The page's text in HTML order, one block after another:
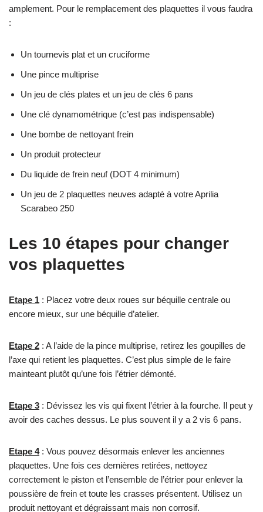
amplement. Pour le remplacement des plaquettes il vous faudra
:
Un tournevis plat et un cruciforme
Une pince multiprise
Un jeu de clés plates et un jeu de clés 6 pans
Une clé dynamométrique (c’est pas indispensable)
Une bombe de nettoyant frein
Un produit protecteur
Du liquide de frein neuf (DOT 4 minimum)
Un jeu de 2 plaquettes neuves adapté à votre Aprilia
Scarabeo 250
Les 10 étapes pour changer
vos plaquettes
Etape 1 : Placez votre deux roues sur béquille centrale ou
encore mieux, sur une béquille d’atelier.
Etape 2 : A l’aide de la pince multiprise, retirez les goupilles de
l’axe qui retient les plaquettes. C’est plus simple de le faire
mainteant plutôt qu’une fois l’étrier démonté.
Etape 3 : Dévissez les vis qui fixent l’étrier à la fourche. Il peut y
avoir des caches dessus. Le plus souvent il y a 2 vis 6 pans.
Etape 4: Vous pouvez désormais enlever les anciennes
plaquettes. Une fois ces dernières retirées, nettoyez
correctement le piston et l’ensemble de l’étrier pour enlever la
poussière de frein et toute les crasses présentent. Utilisez un
produit nettoyant et dégraissant mais non corrosif.